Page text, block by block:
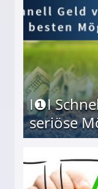
I❶I
seriöse